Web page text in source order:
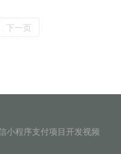
下一页
小程序支付项目开发视频